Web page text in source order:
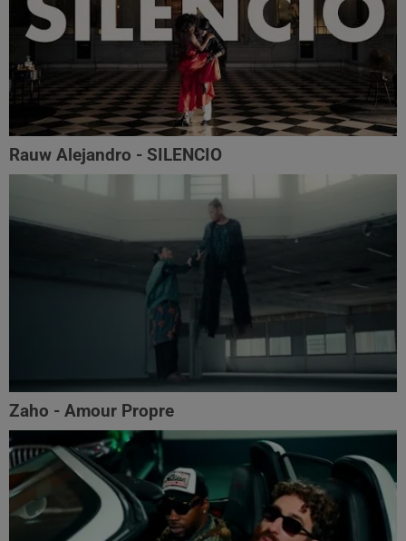
Rauw Alejandro - SILENCIO
Zaho - Amour Propre